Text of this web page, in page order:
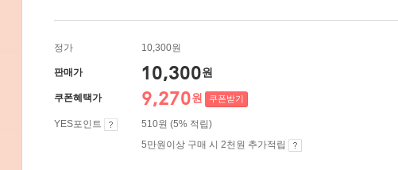
정가 10,300원
판매가 10,300원
쿠폰혜택가 9,270원 쿠폰받기
YES포인트
510원 (5% 적립)
5만원이상 구매 시 2천원 추가적립